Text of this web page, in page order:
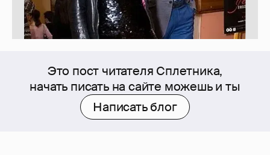
Это пост читателя Сплетника,
начать писать на сайте можешь и ты
Написать блог